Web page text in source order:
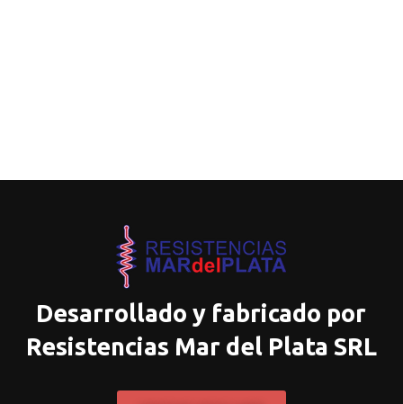
Desarrollado y fabricado por
Resistencias Mar del Plata SRL